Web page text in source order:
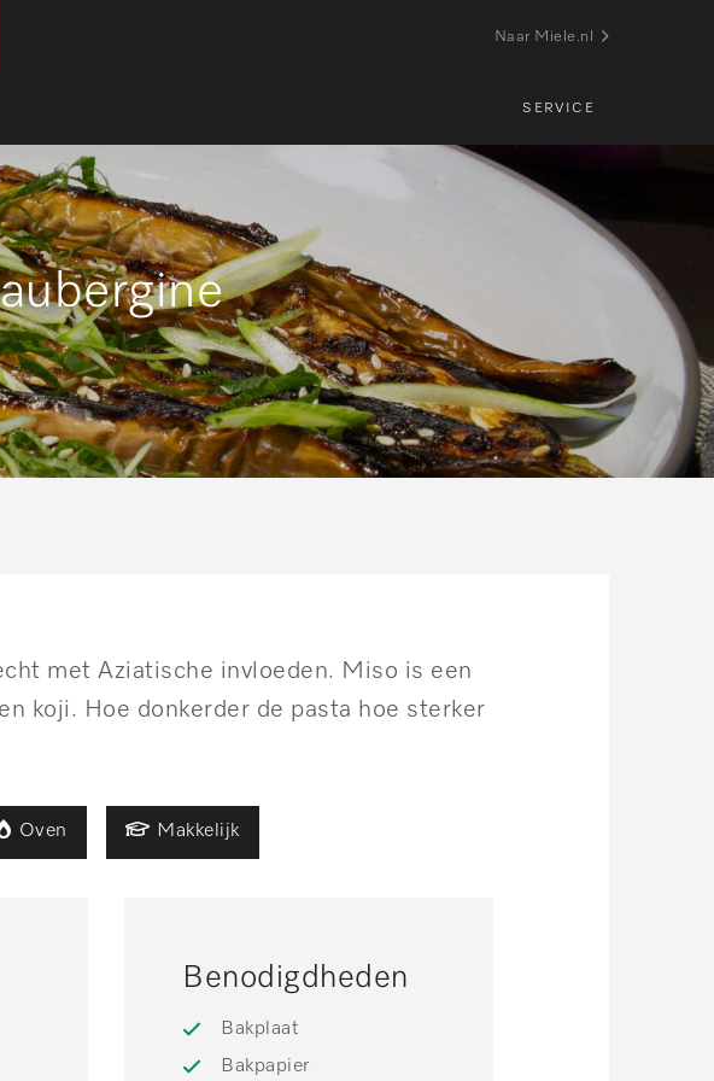
Naar Miele.nl
SERVICE
met Aziatische invloeden. Miso is een
koji. Hoe donkerder de pasta hoe sterker
Oven Makkelijk
Benodigdheden
Bakplaat
Bakpapier